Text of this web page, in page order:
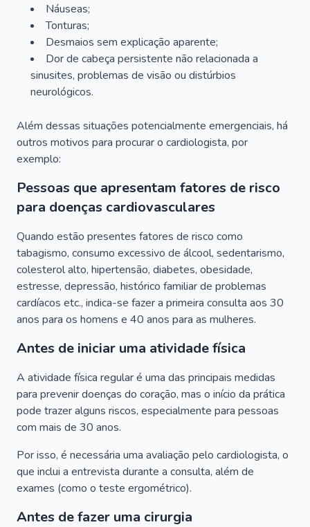
Náuseas;
Tonturas;
Desmaios sem explicação aparente;
Dor de cabeça persistente não relacionada a
sinusites, problemas de visão ou distúrbios
neurológicos.
Além dessas situações potencialmente emergenciais, há
outros motivos para procurar o cardiologista, por
exemplo:
Pessoas que apresentam fatores de risco
para doenças cardiovasculares
Quando estão presentes fatores de risco como
tabagismo, consumo excessivo de álcool, sedentarismo,
colesterol alto, hipertensão, diabetes, obesidade,
estresse, depressão, histórico familiar de problemas
cardíacos etc., indica-se fazer a primeira consulta aos 30
anos para os homens e 40 anos para as mulheres.
Antes de iniciar uma atividade física
A atividade física regular é uma das principais medidas
para prevenir doenças do coração, mas o início da prática
pode trazer alguns riscos, especialmente para pessoas
com mais de 30 anos.
Por isso, é necessária uma avaliação pelo cardiologista, o
que inclui a entrevista durante a consulta, além de
exames (como o teste ergométrico).
Antes de fazer uma cirurgia